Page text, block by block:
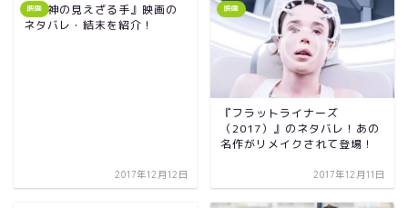
映画
『女神の見えざる手』映画の
ネタバレ・結末を紹介！
2017年12月12日
映画
『フラットライナーズ
（2017）』のネタバレ！あの
名作がリメイクされて登場！
2017年12月11日